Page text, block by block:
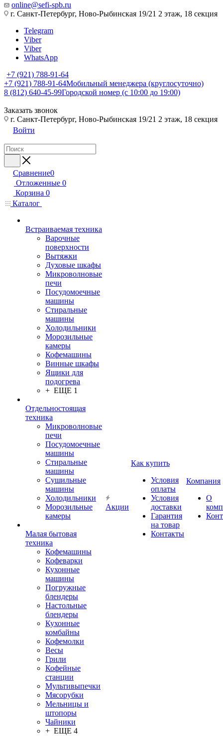
online@sefi-spb.ru
г. Санкт-Петербург, Ново-Рыбинская 19/21 2 этаж, 18 секция
Telegram
Viber
Viber
WhatsApp
+7 (921) 788-91-64
+7 (921) 788-91-64Мобильный менеджера (круглосуточно)
8 (812) 640-45-99Городской номер (с 10:00 до 19:00)
Заказать звонок
г. Санкт-Петербург, Ново-Рыбинская 19/21 2 этаж, 18 секция
Войти
Сравнение0
Отложенные 0
Корзина 0
Каталог
Встраиваемая техника
Варочные
поверхности
Вытяжки
Духовые шкафы
Микроволновые
печи
Посудомоечные
машины
Стиральные
машины
Холодильники
Морозильные
камеры
Кофемашины
Винные шкафы
Ящики для
подогрева
+ ЕЩЕ 1
Отдельностоящая
техника
Микроволновые
печи
Посудомоечные
машины
Стиральные
машины
Сушильные
машины
Холодильники
Морозильные
камеры
Малая бытовая
техника
Кофемашины
Кофеварки
Кухонные
машины
Погружные
блендеры
Настольные
блендеры
Кухонные
комбайны
Кофемолки
Весы
Грили
Кофейные
станции
Мультивыпечки
Мясорубки
Мельницы и
штопоры
Чайники
+ ЕЩЕ 4
Акции
Как купить
Условия
оплаты
Условия
доставки
Гарантия
на товар
Контакты
Компания
О